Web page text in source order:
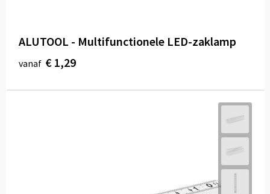
ALUTOOL - Multifunctionele LED-zaklamp
vanaf € 1,29